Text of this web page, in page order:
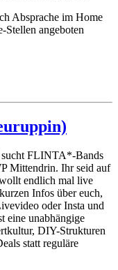
Absprache im Home
Stellen angeboten
sucht FLINTA*-Bands
Mittendrin. Ihr seid auf
endlich mal live
Infos über euch,
oder Insta und
eine unabhängige
DIY-Strukturen
statt reguläre